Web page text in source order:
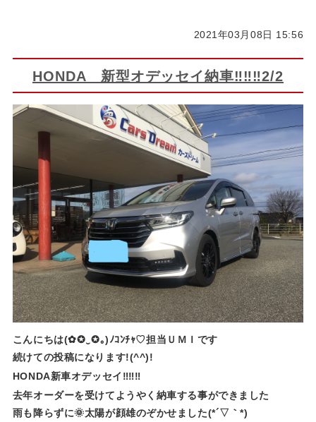
2021年03月08日 15:56
HONDA 新型オデッセイ納車‼‼‼2/2
こんにちは(✿✪‿✪｡)ﾉｺﾝﾁｬ♡担当ＵＭＩです
続けての投稿になります!(^^)!
HONDA新車オデッセイ‼‼‼
去年オーダーを受けてようやく納車する事ができました
雨も降らずに🌞太陽が顔雄のぞかせました(*´▽｀*)